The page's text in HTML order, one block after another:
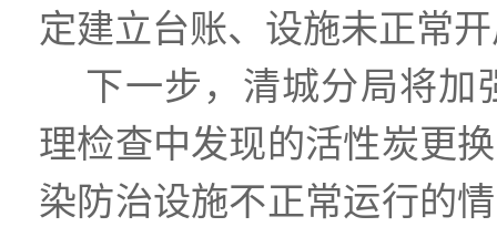
定建立台账、设施未正常
下一步，清城分局将
理检查中发现的活性炭更
染防治设施不正常运行的